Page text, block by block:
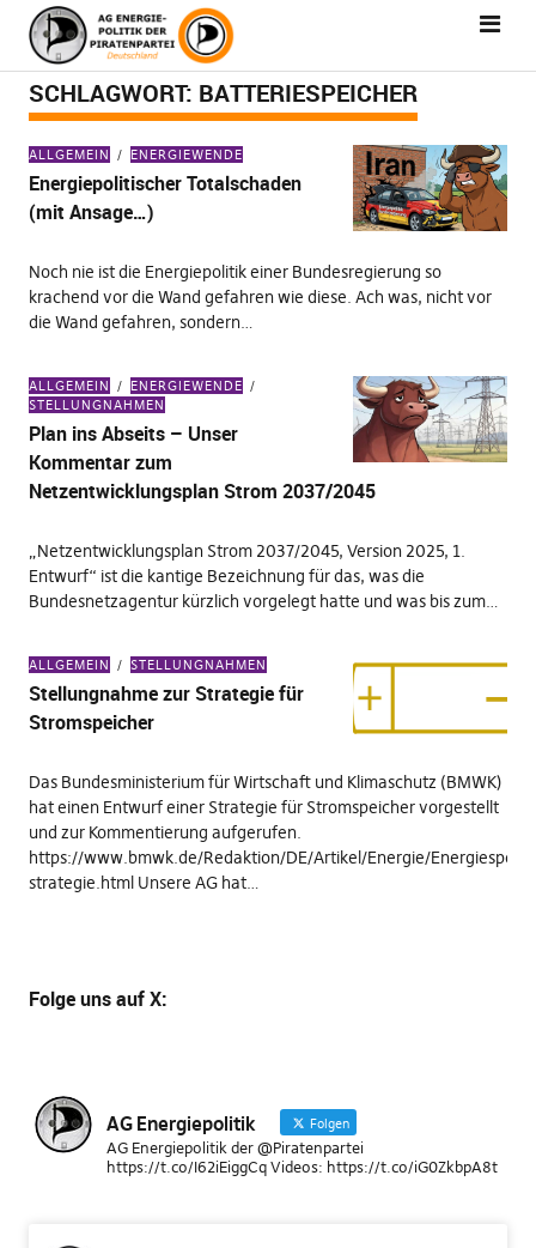
SCHLAGWORT: BATTERIESPEICHER
ALLGEMEIN ENERGIEWENDE
Energiepolitischer Totalschaden
(mit Ansage…)
Noch nie ist die Energiepolitik einer Bundesregierung so
krachend vor die Wand gefahren wie diese. Ach was, nicht vor
die Wand gefahren, sondern…
ALLGEMEIN
ENERGIEWENDE
STELLUNGNAHMEN
Plan ins Abseits – Unser
Kommentar zum
Netzentwicklungsplan Strom 2037/2045
„Netzentwicklungsplan Strom 2037/2045, Version 2025, 1.
Entwurf“ ist die kantige Bezeichnung für das, was die
Bundesnetzagentur kürzlich vorgelegt hatte und was bis zum…
ALLGEMEIN STELLUNGNAHMEN
Stellungnahme zur Strategie für
Stromspeicher
Das Bundesministerium für Wirtschaft und Klimaschutz (BMWK)
hat einen Entwurf einer Strategie für Stromspeicher vorgestellt
und zur Kommentierung aufgerufen.
https://www.bmwk.de/Redaktion/DE/Artikel/Energie/
strategie.html Unsere AG hat…
Folge unsauf X:
AG Energiepolitik Folgen
AG Energiepolitik der @Piratenpartei
https://t.co/I62iEiggCq Videos: https://t.co/iG0ZkbpA8t